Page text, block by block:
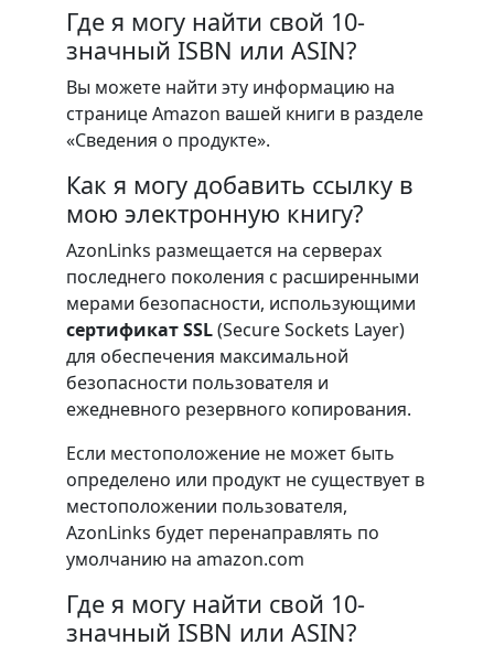
Где я могу найти свой 10-
значный ISBN или ASIN?
Вы можете найти эту информацию на
странице Amazon вашей книги в разделе
«Сведения о продукте».
Как я могу добавить ссылку в
мою электронную книгу?
AzonLinks размещается на серверах
последнего поколения с расширенными
мерами безопасности, использующими
сертификат SSL(Secure Sockets Layer)
для обеспечения максимальной
безопасности пользователя и
ежедневного резервного копирования.
Если местоположение не может быть
определено или продукт не существует в
местоположении пользователя,
AzonLinks будет перенаправлять по
умолчанию на amazon.com
Где я могу найти свой 10-
значный ISBN или ASIN?